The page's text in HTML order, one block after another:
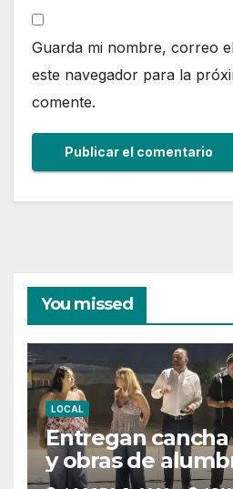
Guarda mi nombre, correo
este navegador para la
comente.
You missed
LOCAL
Entregan
y obras de
Torres del Sur y